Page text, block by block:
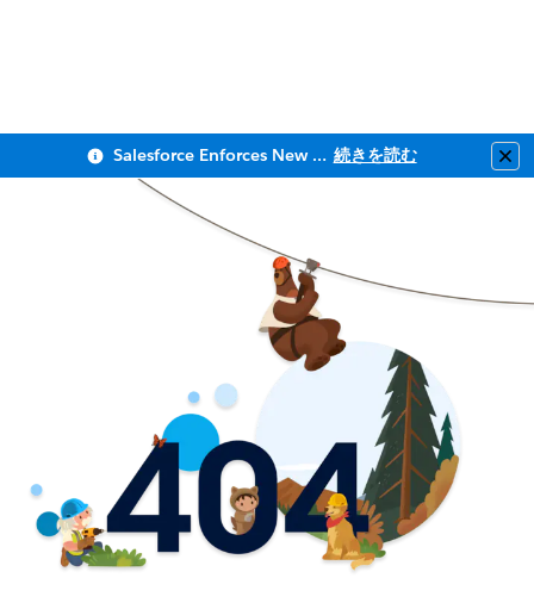
Salesforce Enforces New Security Requirements in Summer 2026 続きを読む